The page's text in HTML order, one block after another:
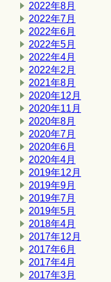
2022年8月
2022年7月
2022年6月
2022年5月
2022年4月
2022年2月
2021年8月
2020年12月
2020年11月
2020年8月
2020年7月
2020年6月
2020年4月
2019年12月
2019年9月
2019年7月
2019年5月
2018年4月
2017年12月
2017年6月
2017年4月
2017年3月